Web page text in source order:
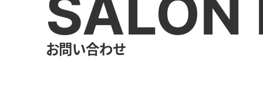
SALON
お問い合わせ